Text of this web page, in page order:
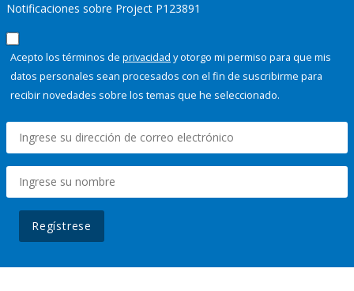
Notificaciones sobre Project P123891
Acepto los términos de privacidad y otorgo mi permiso para que mis
datos personales sean procesados con el fin de suscribirme para
recibir novedades sobre los temas que he seleccionado.
Regístrese